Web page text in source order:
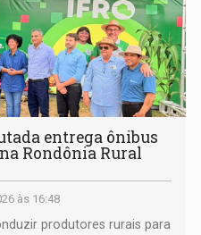
entrega ônibus
Rondônia Rural
às 16:48
produtores rurais para